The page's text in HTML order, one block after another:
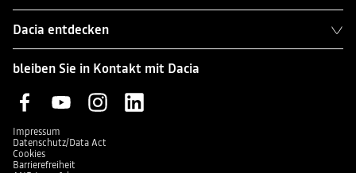
Dacia entdecken
bleiben Sie in Kontakt mit Dacia
Impressum
Datenschutz/Data Act
Cookies
Barrierefreiheit